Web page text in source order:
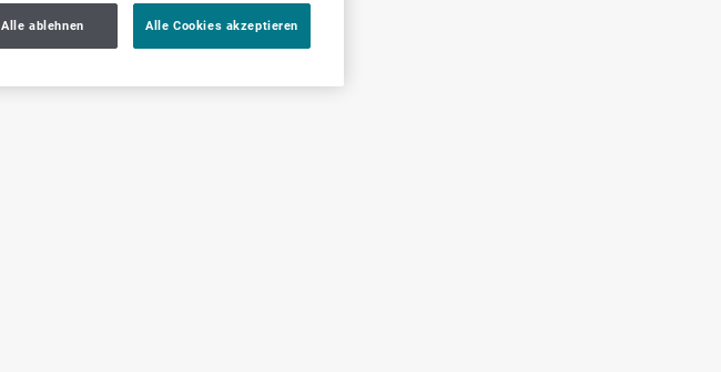
Alle ablehnen Alle Cookies akzeptieren